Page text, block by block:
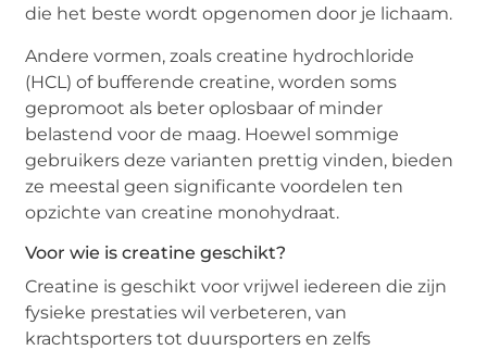
die het beste wordt opgenomen door je lichaam.
Andere vormen, zoals creatine hydrochloride
(HCL) of bufferende creatine, worden soms
gepromoot als beter oplosbaar of minder
belastend voor de maag. Hoewel sommige
gebruikers deze varianten prettig vinden, bieden
ze meestal geen significante voordelen ten
opzichte van creatine monohydraat.
Voor wie is creatine geschikt?
Creatine is geschikt voor vrijwel iedereen die zijn
fysieke prestaties wil verbeteren, van
krachtsporters tot duursporters en zelfs